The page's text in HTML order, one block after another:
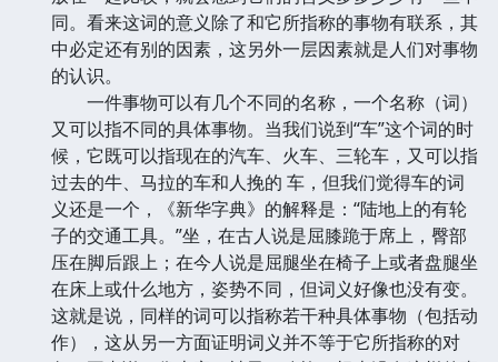
同。看来这词的意义除了和它所指称的事物有联系，其
中必定还有别的因素，这另外一层因素就是人们对事物
的认识。
一件事物可以有几个不同的名称，一个名称（词）
又可以指不同的具体事物。当我们说到“车”这个词的时
候，它既可以指现在的汽车、火车、三轮车，又可以指
过去的牛、马拉的车和人挽的 车，但我们觉得车的词
义还是一个，《新华字典》的解释是：“陆地上的有轮
子的交通工具。”坐，在古人说是屈膝跪于席上，臀部
压在脚后跟上；在今人说是屈腿坐在椅子上或者盘腿坐
在床上或什么地方，姿势不同，但词义好像也没有变。
这就是说，同样的词可以指称若干种具体事物（包括动
作），这从另一方面证明词义并不等于它所指称的对